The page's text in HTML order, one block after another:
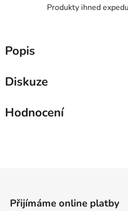
Produkty ihned
Popis
Diskuze
Hodnocení
Přijímáme online platby